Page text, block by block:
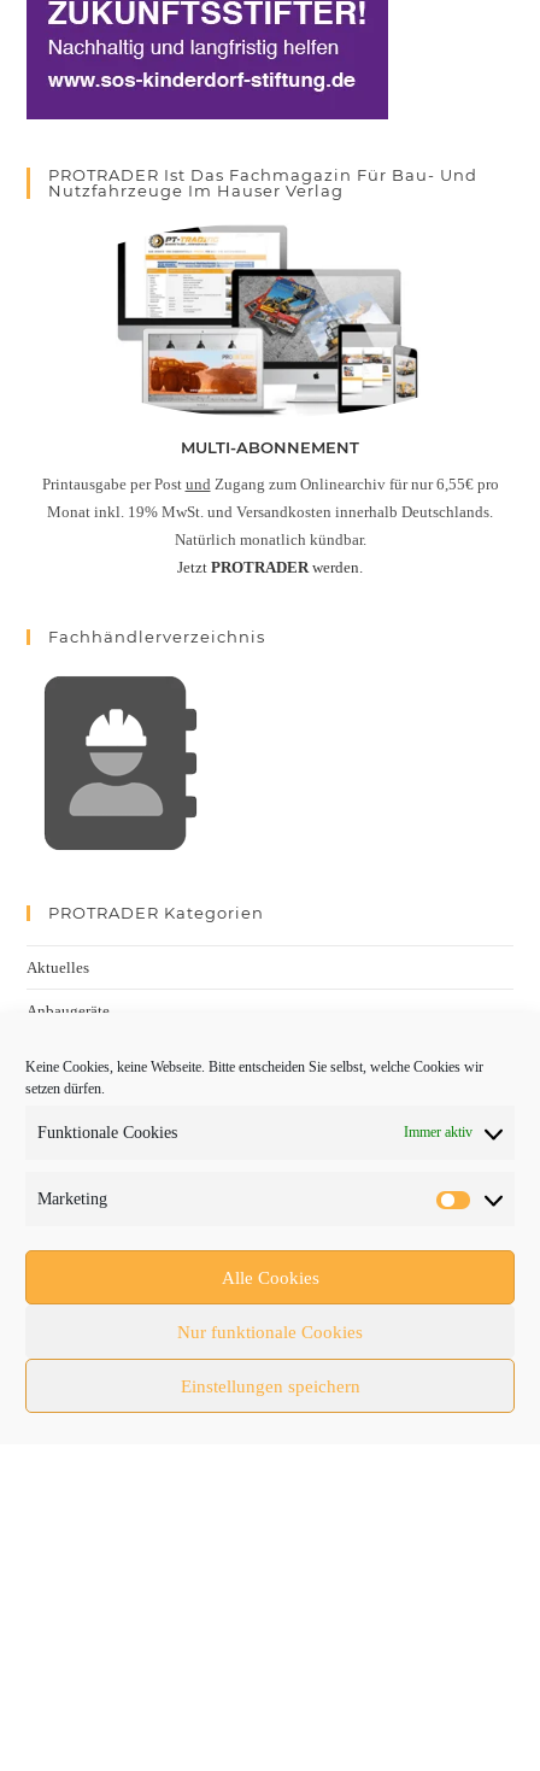
Keine Cookies, keine Webseite. Bitte entscheiden Sie selbst, welche Cookies wir
setzen dürfen.
Funktionale Cookies Immer aktiv
Marketing
Alle Cookies
Nur funktionale Cookies
Einstellungen speichern
PROTRADER Ist Das Fachmagazin Für Bau- Und
Nutzfahrzeuge Im Hauser Verlag
MULTI-ABONNEMENT
Printausgabe per Post und Zugang zum Onlinearchiv für nur 6,55€ pro
Monat inkl. 19% MwSt. und Versandkosten innerhalb Deutschlands.
Natürlich monatlich kündbar.
Jetzt PROTRADER werden.
Fachhändlerverzeichnis
PROTRADER Kategorien
Aktuelles
Anbaugeräte
Baumaschinen
Fachmessen
Nutzfahrzeuge
RATL 2025 | RecyclingAKTIV & TiefbauLIVE